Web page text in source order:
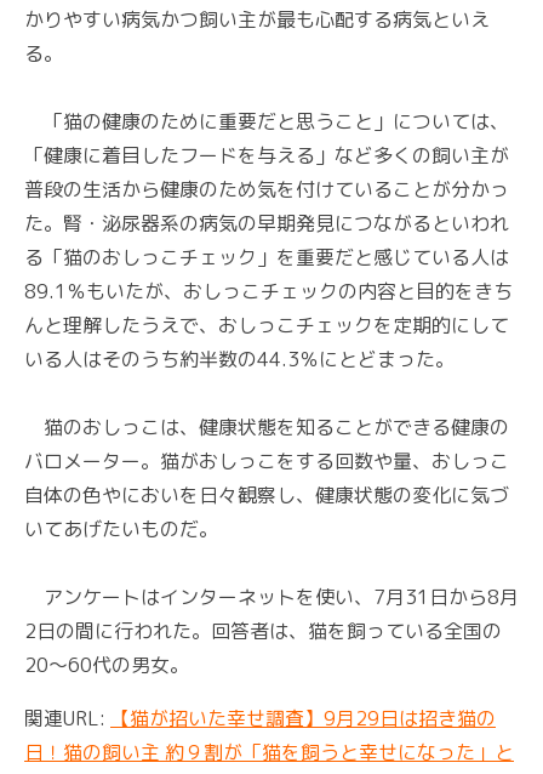
かりやすい病気かつ飼い主が最も心配する病気といえ
る。
「猫の健康のために重要だと思うこと」については、
「健康に着目したフードを与える」など多くの飼い主が
普段の生活から健康のため気を付けていることが分かっ
た。腎・泌尿器系の病気の早期発見につながるといわれ
る「猫のおしっこチェック」を重要だと感じている人は
89.1％もいたが、おしっこチェックの内容と目的をきち
んと理解したうえで、おしっこチェックを定期的にして
いる人はそのうち約半数の44.3％にとどまった。
猫のおしっこは、健康状態を知ることができる健康の
バロメーター。猫がおしっこをする回数や量、おしっこ
自体の色やにおいを日々観察し、健康状態の変化に気づ
いてあげたいものだ。
アンケートはインターネットを使い、7月31日から8月
2日の間に行われた。回答者は、猫を飼っている全国の
20～60代の男女。
関連URL:
【猫が招いた幸せ調査】9月29日は招き猫の
日！猫の飼い主 約９割が「猫を飼うと幸せになった」と